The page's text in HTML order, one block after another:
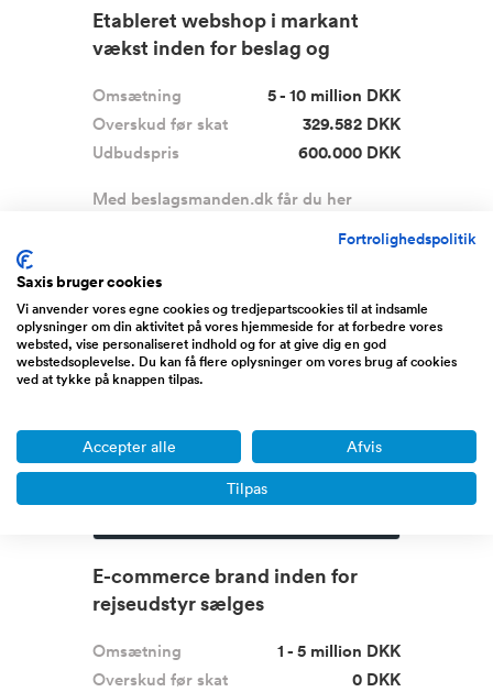
Etableret webshop i markant
vækst inden for beslag og
Omsætning
5 - 10 million DKK
Overskud før skat
329.582 DKK
Udbudspris
600.000 DKK
Med beslagsmanden.dk får du her
Midtjylland
E-commerce brand inden for
rejseudstyr sælges
Omsætning
1 - 5 million DKK
Overskud før skat
0 DKK
Fortrolighedspolitik
Saxis bruger cookies
Vi anvender vores egne cookies og tredjepartscookies til at indsamle
oplysninger om din aktivitet på vores hjemmeside for at forbedre vores
websted, vise personaliseret indhold og for at give dig en god
webstedsoplevelse. Du kan få flere oplysninger om vores brug af cookies
ved at tykke på knappen tilpas.
Accepter alle Afvis
Tilpas